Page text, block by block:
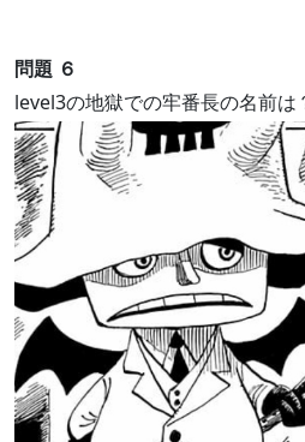
問題 ６
level3の地獄での牢番長の名前は